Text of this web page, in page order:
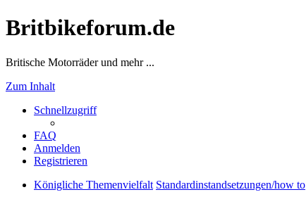
Britbikeforum.de
Britische Motorräder und mehr ...
Zum Inhalt
Schnellzugriff
FAQ
Anmelden
Registrieren
Königliche Themenvielfalt Standardinstandsetzungen/how to